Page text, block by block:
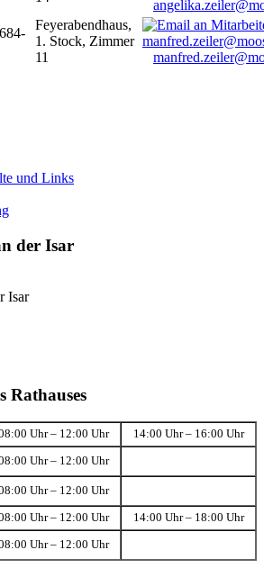
Feyerabendhaus,
1. Stock, Zimmer
11
und Links
der Isar
Isar
Rathauses
Uhr – 12:00 Uhr 14:00 Uhr – 16:00 Uhr
Uhr – 12:00 Uhr
Uhr – 12:00 Uhr
Uhr – 12:00 Uhr 14:00 Uhr – 18:00 Uhr
Uhr – 12:00 Uhr